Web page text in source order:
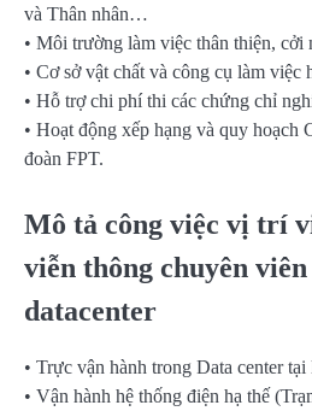
và Thân nhân…
• Môi trường làm việc thân thiện, cởi
• Cơ sở vật chất và công cụ làm việc
• Hỗ trợ chi phí thi các chứng chỉ
• Hoạt động xếp hạng và quy hoạch
đoàn FPT.
Mô tả công việc vị trí
viễn thông chuyên
datacenter
• Trực vận hành trong Data center
• Vận hành hệ thống điện hạ thế